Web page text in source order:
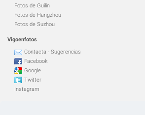
Fotos de Guilin
Fotos de Hangzhou
Fotos de Suzhou
Vigoenfotos
Contacta - Sugerencias
Facebook
Google
Twitter
Instagram